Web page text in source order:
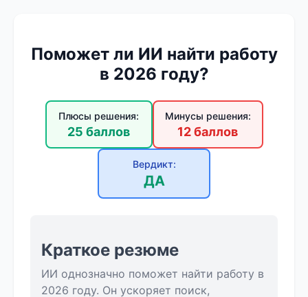
Поможет ли ИИ найти работу
в 2026 году?
Плюсы решения:
25 баллов
Минусы решения:
12 баллов
Вердикт:
ДА
Краткое резюме
ИИ однозначно поможет найти работу в
2026 году. Он ускоряет поиск,